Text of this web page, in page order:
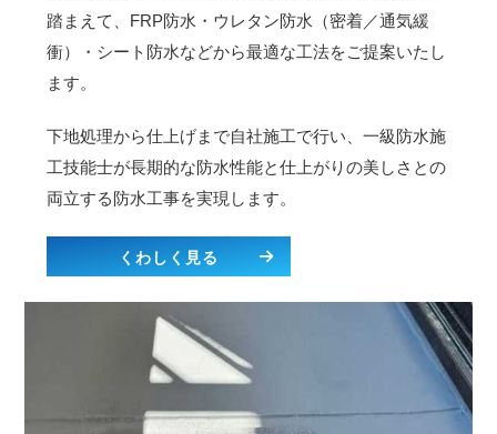
踏まえて、FRP防水・ウレタン防水（密着／通気緩
衝）・シート防水などから最適な工法をご提案いたし
ます。
下地処理から仕上げまで自社施工で行い、一級防水施
工技能士が長期的な防水性能と仕上がりの美しさとの
両立する防水工事を実現します。
くわしく見る